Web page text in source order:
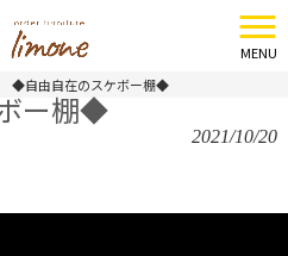
MENU
◆自由自在のスケボー棚◆
ー棚◆
2021/10/20